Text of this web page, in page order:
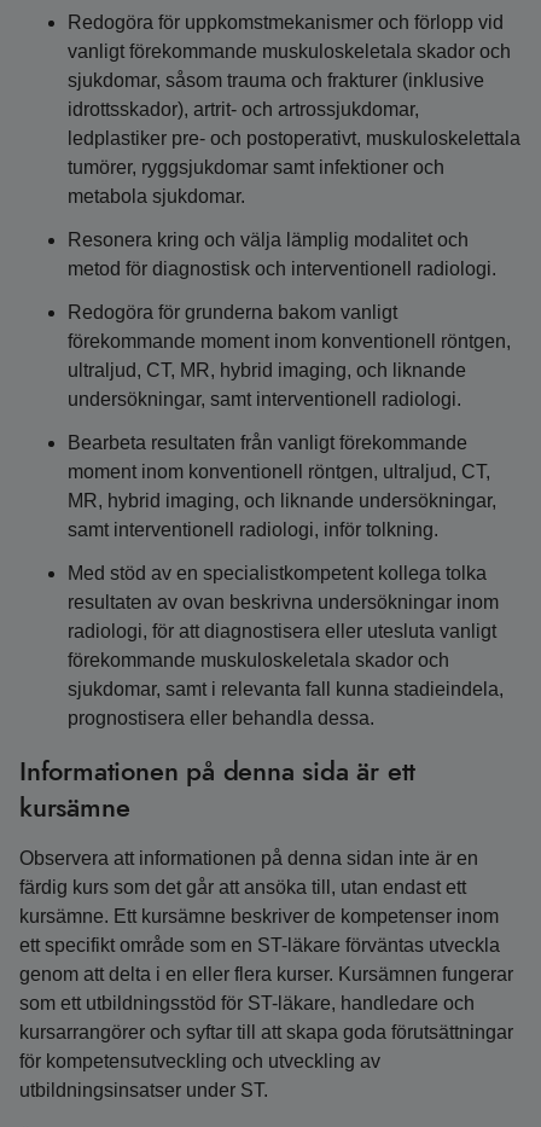
Redogöra för uppkomstmekanismer och förlopp vid
vanligt förekommande muskuloskeletala skador och
sjukdomar, såsom trauma och frakturer (inklusive
idrottsskador), artrit- och artrossjukdomar,
ledplastiker pre- och postoperativt, muskuloskelettala
tumörer, ryggsjukdomar samt infektioner och
metabola sjukdomar.
Resonera kring och välja lämplig modalitet och
metod för diagnostisk och interventionell radiologi.
Redogöra för grunderna bakom vanligt
förekommande moment inom konventionell röntgen,
ultraljud, CT, MR, hybrid imaging, och liknande
undersökningar, samt interventionell radiologi.
Bearbeta resultaten från vanligt förekommande
moment inom konventionell röntgen, ultraljud, CT,
MR, hybrid imaging, och liknande undersökningar,
samt interventionell radiologi, inför tolkning.
Med stöd av en specialistkompetent kollega tolka
resultaten av ovan beskrivna undersökningar inom
radiologi, för att diagnostisera eller utesluta vanligt
förekommande muskuloskeletala skador och
sjukdomar, samt i relevanta fall kunna stadieindela,
prognostisera eller behandla dessa.
Informationen på denna sida är ett
kursämne
Observera att informationen på denna sidan inte är en
färdig kurs som det går att ansöka till, utan endast ett
kursämne. Ett kursämne beskriver de kompetenser inom
ett specifikt område som en ST-läkare förväntas utveckla
genom att delta i en eller flera kurser. Kursämnen fungerar
som ett utbildningsstöd för ST-läkare, handledare och
kursarrangörer och syftar till att skapa goda förutsättningar
för kompetensutveckling och utveckling av
utbildningsinsatser under ST.